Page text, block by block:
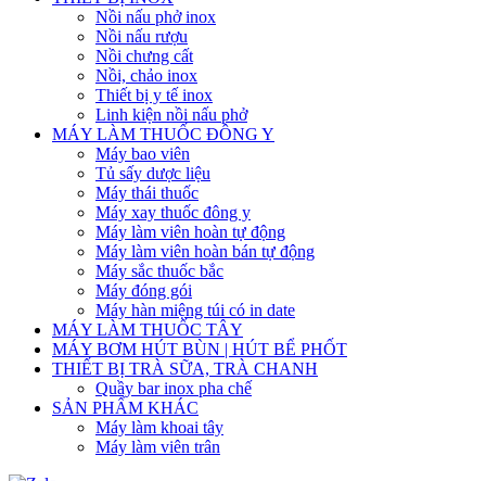
Nồi nấu phở inox
Nồi nấu rượu
Nồi chưng cất
Nồi, chảo inox
Thiết bị y tế inox
Linh kiện nồi nấu phở
MÁY LÀM THUỐC ĐÔNG Y
Máy bao viên
Tủ sấy dược liệu
Máy thái thuốc
Máy xay thuốc đông y
Máy làm viên hoàn tự động
Máy làm viên hoàn bán tự động
Máy sắc thuốc bắc
Máy đóng gói
Máy hàn miệng túi có in date
MÁY LÀM THUỐC TÂY
MÁY BƠM HÚT BÙN | HÚT BỂ PHỐT
THIẾT BỊ TRÀ SỮA, TRÀ CHANH
Quầy bar inox pha chế
SẢN PHẨM KHÁC
Máy làm khoai tây
Máy làm viên trân